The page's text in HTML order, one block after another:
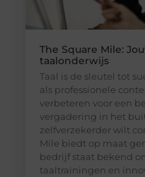
The Square Mile:
taalonderwijs
Taal is de sleutel tot
als professionele
verbeteren voor een
vergadering in het
zelfverzekerder wilt
Mile biedt op maat
bedrijf staat bekend
taaltrainingen en